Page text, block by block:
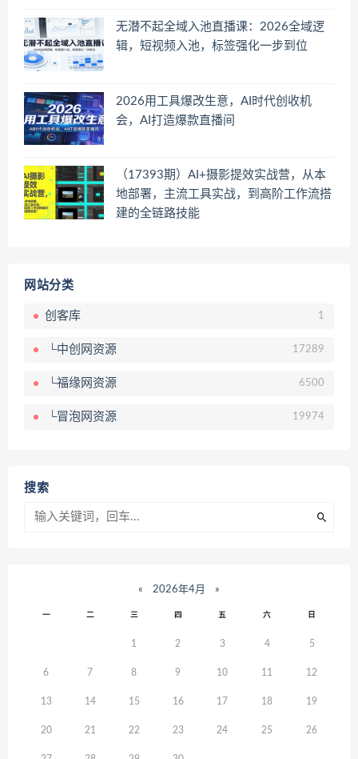
无潜不起全域入池直播课：2026全域逻
辑，短视频入池，标签强化一步到位
2026用工具爆改生意，AI时代创收机
会，AI打造爆款直播间
（17393期）AI+摄影提效实战营，从本
地部署，主流工具实战，到高阶工作流搭
建的全链路技能
网站分类
创客库 1
└中创网资源 17289
└福缘网资源 6500
└冒泡网资源 19974
搜索
« 2026年4月 »
一 二 三 四 五 六 日
1 2 3 4 5
6 7 8 9 10 11 12
13 14 15 16 17 18 19
20 21 22 23 24 25 26